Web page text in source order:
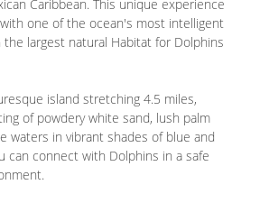
Caribbean. This unique experience
one of the ocean's most intelligent
the largest natural Habitat for Dolphins
island stretching 4.5 miles,
of powdery white sand, lush palm
waters in vibrant shades of blue and
can connect with Dolphins in a safe